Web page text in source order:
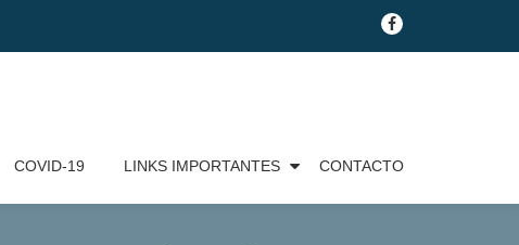
fa-
facebook
COVID-19 LINKS IMPORTANTES CONTACTO